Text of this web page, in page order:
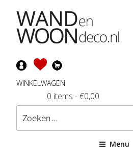
inhoud
WINKELWAGEN
-€0,00
0 items
Zoeken
naar:
Menu